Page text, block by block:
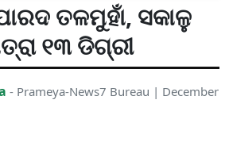
ତଳମୁହାଁ, ସକାଳୁ
୧୩ ଡିଗ୍ରୀ
- Prameya-News7 Bureau | December